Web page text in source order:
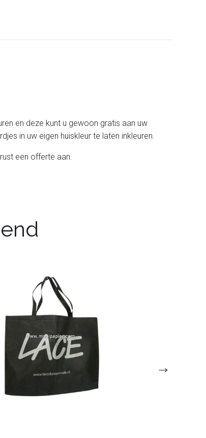
en deze kunt u gewoon gratis aan uw
in uw eigen huiskleur te laten inkleuren.
een offerte aan.